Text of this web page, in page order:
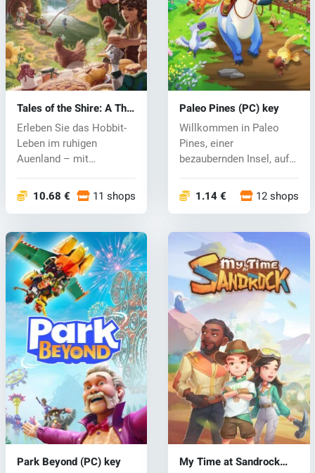
Tales of the Shire: A The
Lord of The Rings™
Game (PC) key
Erleben Sie das Hobbit-
Leben im ruhigen
Auenland – mit
10.68 € 11 shops
Paleo Pines (PC) key
Willkommen in Paleo
Pines, einer
bezaubernden Insel, auf
1.14 € 12 shops
Park Beyond (PC) key
My Time at Sandrock